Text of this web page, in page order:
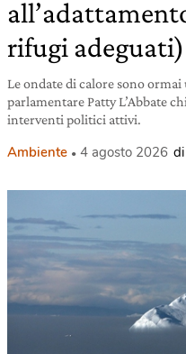
rifugi adeguati)
Le ondate di calore sono
parlamentare Patty L’Abbate
interventi politici attivi.
Ambiente 4 agosto 2026 di